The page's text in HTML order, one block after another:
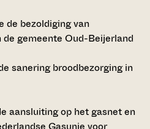
de bezoldiging van
gemeente Oud-Beijerland
sanering broodbezorging in
aansluiting op het gasnet en